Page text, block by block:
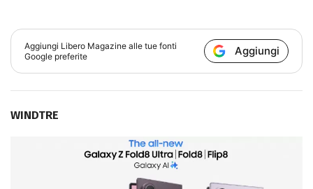
Aggiungi Libero Magazine alle tue fonti
Google preferite
Aggiungi
WINDTRE